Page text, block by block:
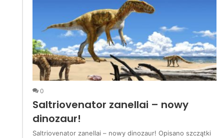
0
Saltriovenator zanellai – nowy
dinozaur!
Saltriovenator zanellai – nowy dinozaur! Opisano szczątki